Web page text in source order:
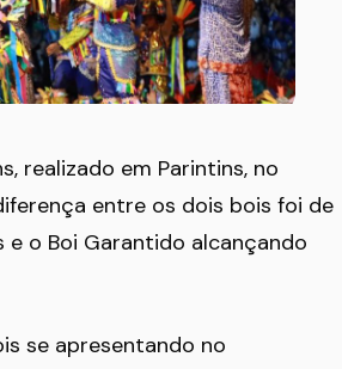
realizado em Parintins, no
entre os dois bois foi de
o Boi Garantido alcançando
se apresentando no